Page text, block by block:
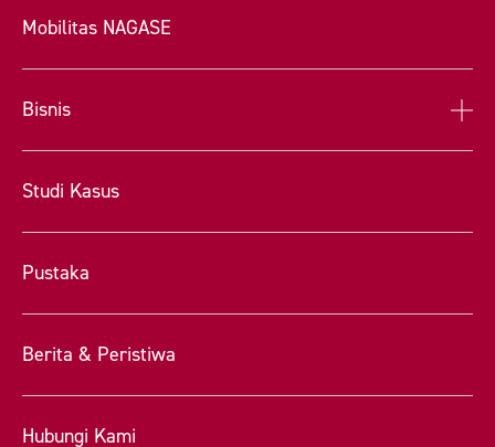
Mobilitas NAGASE
Bisnis
Studi Kasus
Pustaka
Berita & Peristiwa
Hubungi Kami